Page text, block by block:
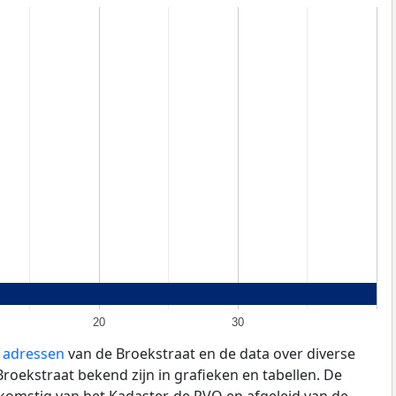
20 30
van de Broekstraat en de data over diverse
bekend zijn in grafieken en tabellen. De